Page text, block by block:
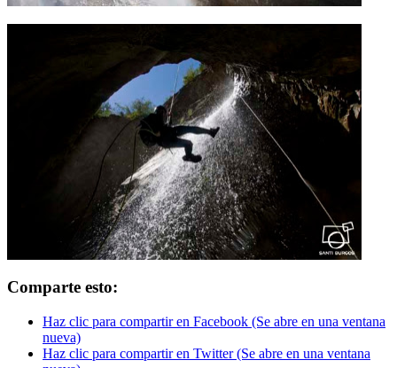
Comparte esto:
Haz clic para compartir en Facebook (Se abre en una ventana
nueva)
Haz clic para compartir en Twitter (Se abre en una ventana